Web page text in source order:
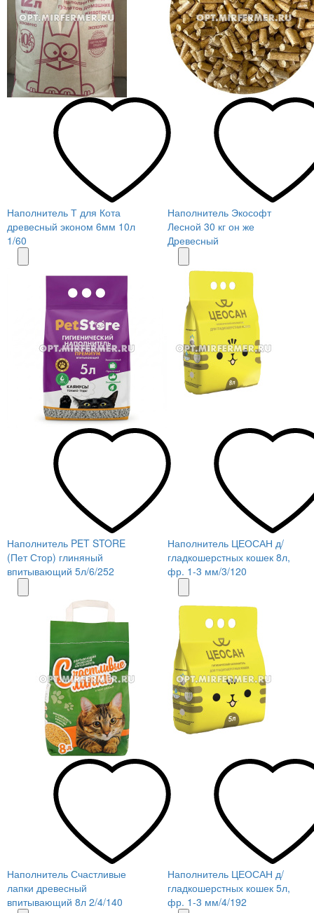
Наполнитель Т для Кота
древесный эконом 6мм 10л
1/60
Наполнитель Экософт
Лесной 30 кг он же
Древесный
Наполнитель PET STORE
(Пет Стор) глиняный
впитывающий 5л/6/252
Наполнитель ЦЕОСАН д/
гладкошерстных кошек 8л,
фр. 1-3 мм/3/120
Наполнитель Счастливые
лапки древесный
впитывающий 8л 2/4/140
Наполнитель ЦЕОСАН д/
гладкошерстных кошек 5л,
фр. 1-3 мм/4/192